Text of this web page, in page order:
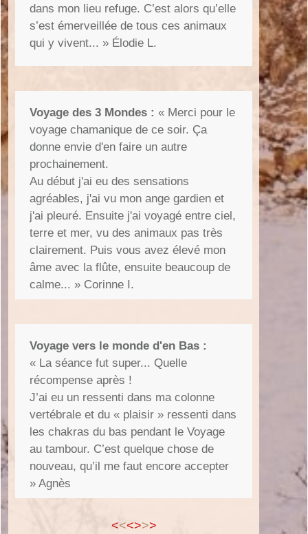
dans mon lieu refuge. C’est alors qu’elle
s’est émerveillée de tous ces animaux
qui y vivent... » Élodie L.
Voyage des 3 Mondes : « Merci pour le
voyage chamanique de ce soir. Ça
donne envie d'en faire un autre
prochainement.
Au début j'ai eu des sensations
agréables, j'ai vu mon ange gardien et
j'ai pleuré. Ensuite j'ai voyagé entre ciel,
terre et mer, vu des animaux pas très
clairement. Puis vous avez élevé mon
âme avec la flûte, ensuite beaucoup de
calme... » Corinne I.
Voyage vers le monde d'en Bas :
« La séance fut super... Quelle
récompense après !
J’ai eu un ressenti dans ma colonne
vertébrale et du « plaisir » ressenti dans
les chakras du bas pendant le Voyage
au tambour. C’est quelque chose de
nouveau, qu’il me faut encore accepter
» Agnès
<<<>>>